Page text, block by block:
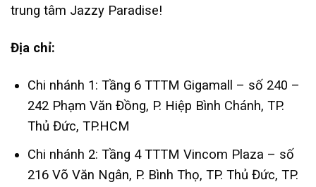
trung tâm Jazzy Paradise!
Địa chỉ:
Chi nhánh 1: Tầng 6 TTTM Gigamall – số 240 –
242 Phạm Văn Đồng, P. Hiệp Bình Chánh, TP.
Thủ Đức, TP.HCM
Chi nhánh 2: Tầng 4 TTTM Vincom Plaza – số
216 Võ Văn Ngân, P. Bình Thọ, TP. Thủ Đức, TP.